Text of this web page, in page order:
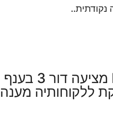
נקודתית..
חברת Infra Patch מציעה דור 3 בענף
ללקוחותיה מענה